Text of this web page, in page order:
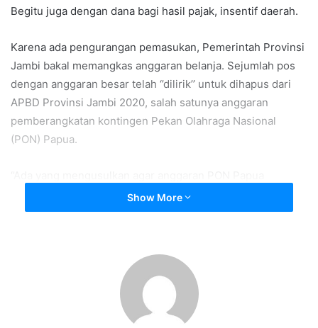
Begitu juga dengan dana bagi hasil pajak, insentif daerah.
Karena ada pengurangan pemasukan, Pemerintah Provinsi
Jambi bakal memangkas anggaran belanja. Sejumlah pos
dengan anggaran besar telah ‘’dilirik’’ untuk dihapus dari
APBD Provinsi Jambi 2020, salah satunya anggaran
pemberangkatan kontingen Pekan Olahraga Nasional
(PON) Papua.
dihapus. Dananya cukup besar, sekitar Rp 38 milyar,’’ ujar
Sekretaris Daerah Provinsi Jambi Sudirman kepada
Dari penelusuran KataFakta, anggaran pemberangkatan
kontingen ke PON Papua berada di DPA Dinas
Kepemudaan dan Olahraga (Dikepora) Provinsi Jambi.
Show More